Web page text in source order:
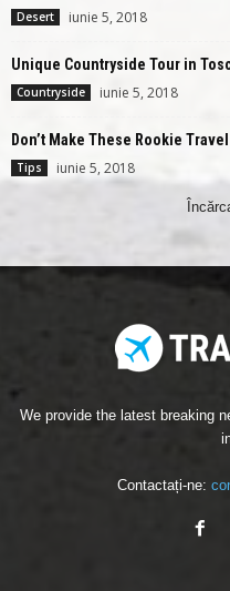
Desert iunie 5, 2018
Unique Countryside Tour in
Countryside iunie 5, 2018
Don’t Make These Rookie
Tips iunie 5, 2018
We provide the latest breaking
Contactați-ne: